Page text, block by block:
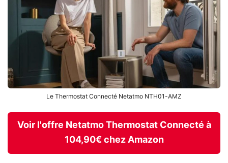
Le Thermostat Connecté Netatmo NTH01-AMZ
Voir l'offre Netatmo Thermostat Connecté à
104,90€ chez Amazon